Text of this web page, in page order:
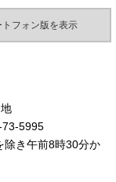
トフォン版を表示
5995
除き午前8時30分か